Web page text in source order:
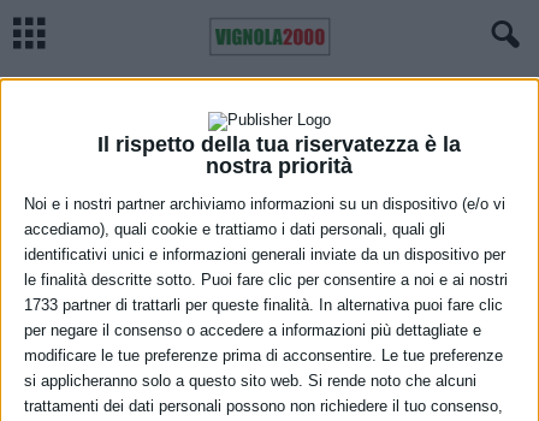
Il rispetto della tua riservatezza è la
nostra priorità
Noi e i nostri partner archiviamo informazioni su un dispositivo (e/o vi
accediamo), quali cookie e trattiamo i dati personali, quali gli
identificativi unici e informazioni generali inviate da un dispositivo per
le finalità descritte sotto. Puoi fare clic per consentire a noi e ai nostri
1733 partner di trattarli per queste finalità. In alternativa puoi fare clic
per negare il consenso o accedere a informazioni più dettagliate e
modificare le tue preferenze prima di acconsentire. Le tue preferenze
si applicheranno solo a questo sito web. Si rende noto che alcuni
trattamenti dei dati personali possono non richiedere il tuo consenso,
Home Meteo Previsioni meteo Emilia Romagna, venerdì 15 ottobre
Previsioni meteo Emilia Romagna,
venerdì 15 ottobre
14 Ottobre 2021